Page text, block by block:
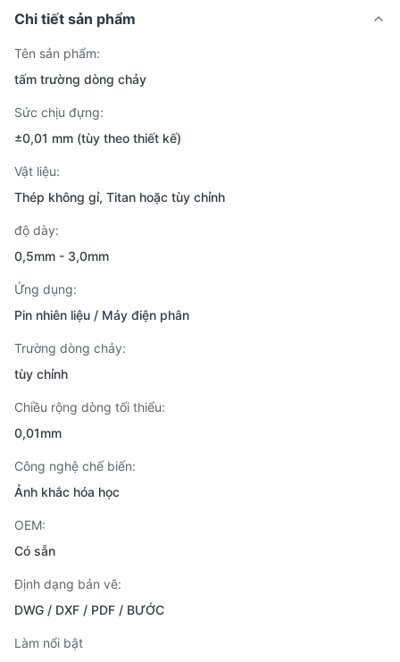
Chi tiết sản phẩm
Tên sản phẩm:
tấm trường dòng chảy
Sức chịu đựng:
±0,01 mm (tùy theo thiết kế)
Vật liệu:
Thép không gỉ, Titan hoặc tùy chỉnh
độ dày:
0,5mm - 3,0mm
Ứng dụng:
Pin nhiên liệu / Máy điện phân
Trường dòng chảy:
tùy chỉnh
Chiều rộng dòng tối thiểu:
0,01mm
Công nghệ chế biến:
Ảnh khắc hóa học
OEM:
Có sẵn
Định dạng bản vẽ:
DWG / DXF / PDF / BƯỚC
Làm nổi bật